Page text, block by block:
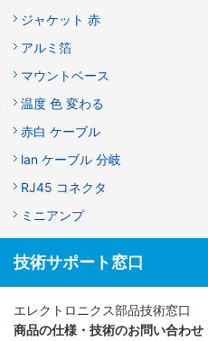
ジャケット 赤
アルミ箔
マウントベース
温度 色 変わる
赤白 ケーブル
lan ケーブル 分岐
RJ45 コネクタ
ミニアンプ
技術サポート窓口
エレクトロニクス部品技術窓口
商品の仕様・技術のお問い合わせ